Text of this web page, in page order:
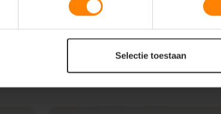
Selectie toestaan